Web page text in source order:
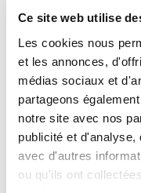
Ce site web utilise
Les cookies nous
et les annonces,
médias sociaux et
partageons
notre site avec nos
publicité et
avec d'autres
ou qu'ils ont
INCLUS À LA
Killométrage illimité
Assurance tous
Carburant : plein à
Age minimum :20 ans